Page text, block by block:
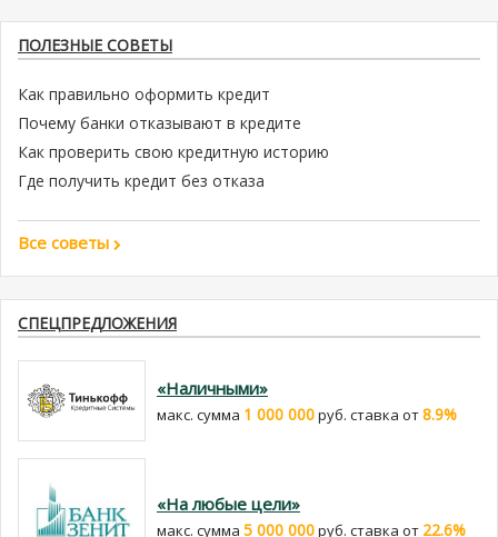
ПОЛЕЗНЫЕ СОВЕТЫ
Как правильно оформить кредит
Почему банки отказывают в кредите
Как проверить свою кредитную историю
Где получить кредит без отказа
Все советы
СПЕЦПРЕДЛОЖЕНИЯ
«Наличными»
макс. сумма 1 000 000руб. cтавка от8.9%
«На любые цели»
макс. сумма 5 000 000руб. cтавка от 22.6%